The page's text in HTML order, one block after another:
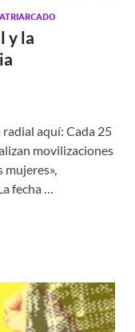
y la
radial aquí: Cada 25
movilizaciones
mujeres»,
fecha …